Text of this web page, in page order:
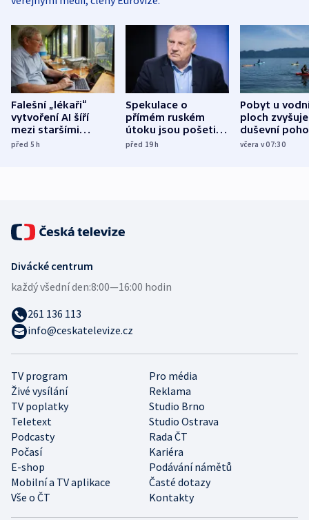
Falešní „lékaři“
vytvoření AI šíří
mezi staršími
Poláky nebezpečné
před 5h
Spekulace o
přímém ruském
útoku jsou pošetilé,
míní estonský
před 19h
Pobyt u
ploch zvyšuje
duševní
ukázala
včera v 07:30
TV program
Pro média
Živé vysílání
Reklama
TV poplatky
Studio Brno
Teletext
Studio Ostrava
Podcasty
Rada ČT
Počasí
Kariéra
E-shop
Podávání námětů
Mobilní a TV aplikace
Časté dotazy
Vše o ČT
Kontakty
Divácké centrum
každý všední den:8:00—16:00 hodin
261 136 113
info@ceskatelevize.cz